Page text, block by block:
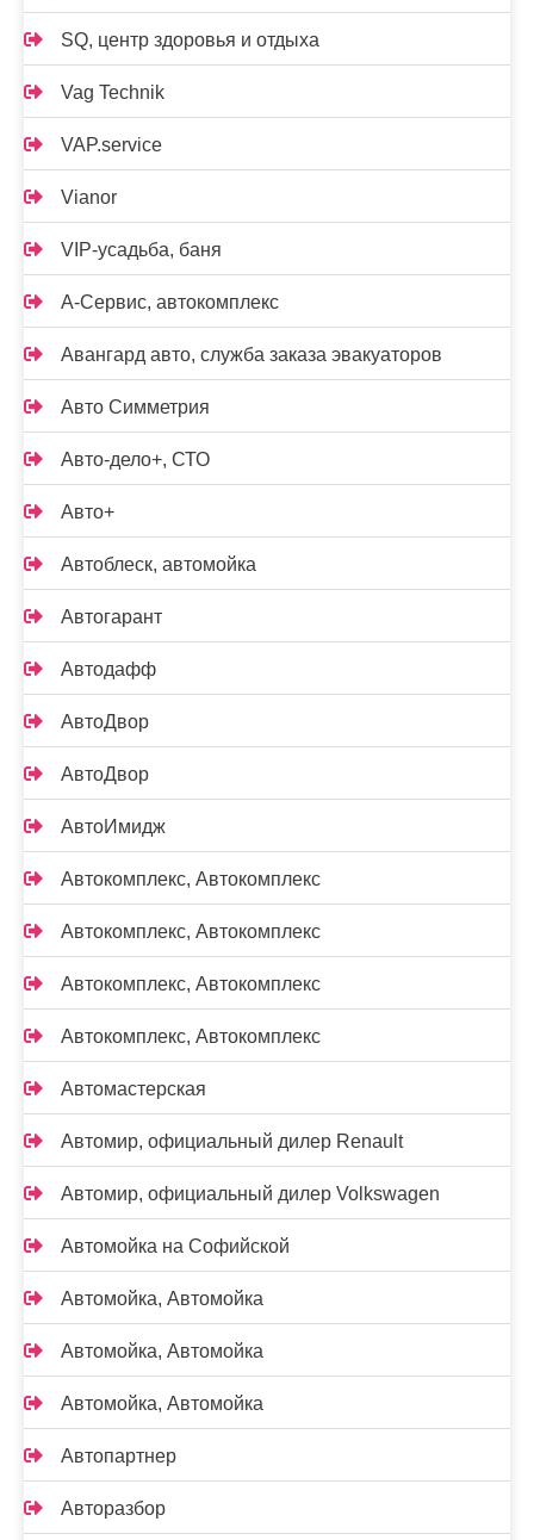
SQ, центр здоровья и отдыха
Vag Technik
VAP.service
Vianor
VIP-усадьба, баня
А-Сервис, автокомплекс
Авангард авто, служба заказа эвакуаторов
Авто Симметрия
Авто-дело+, СТО
Авто+
Автоблеск, автомойка
Автогарант
Автодафф
АвтоДвор
АвтоДвор
АвтоИмидж
Автокомплекс, Автокомплекс
Автокомплекс, Автокомплекс
Автокомплекс, Автокомплекс
Автокомплекс, Автокомплекс
Автомастерская
Автомир, официальный дилер Renault
Автомир, официальный дилер Volkswagen
Автомойка на Софийской
Автомойка, Автомойка
Автомойка, Автомойка
Автомойка, Автомойка
Автопартнер
Авторазбор